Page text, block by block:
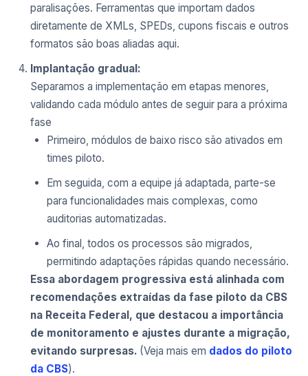
paralisações. Ferramentas que importam dados
diretamente de XMLs, SPEDs, cupons fiscais e outros
formatos são boas aliadas aqui.
Implantação gradual:
Separamos a implementação em etapas menores,
validando cada módulo antes de seguir para a próxima
fase
Primeiro, módulos de baixo risco são ativados em
times piloto.
Em seguida, com a equipe já adaptada, parte-se
para funcionalidades mais complexas, como
auditorias automatizadas.
Ao final, todos os processos são migrados,
permitindo adaptações rápidas quando necessário.
Essa abordagem progressiva está alinhada com
recomendações extraídas da fase piloto da CBS
na Receita Federal, que destacou a importância
de monitoramento e ajustes durante a migração,
evitando surpresas. (Veja mais em dados do piloto
da CBS).